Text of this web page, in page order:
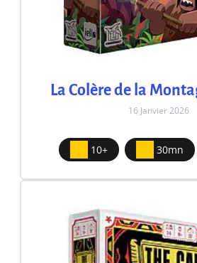
La Colère de la
16 Janvier 2026
10+ 30mn